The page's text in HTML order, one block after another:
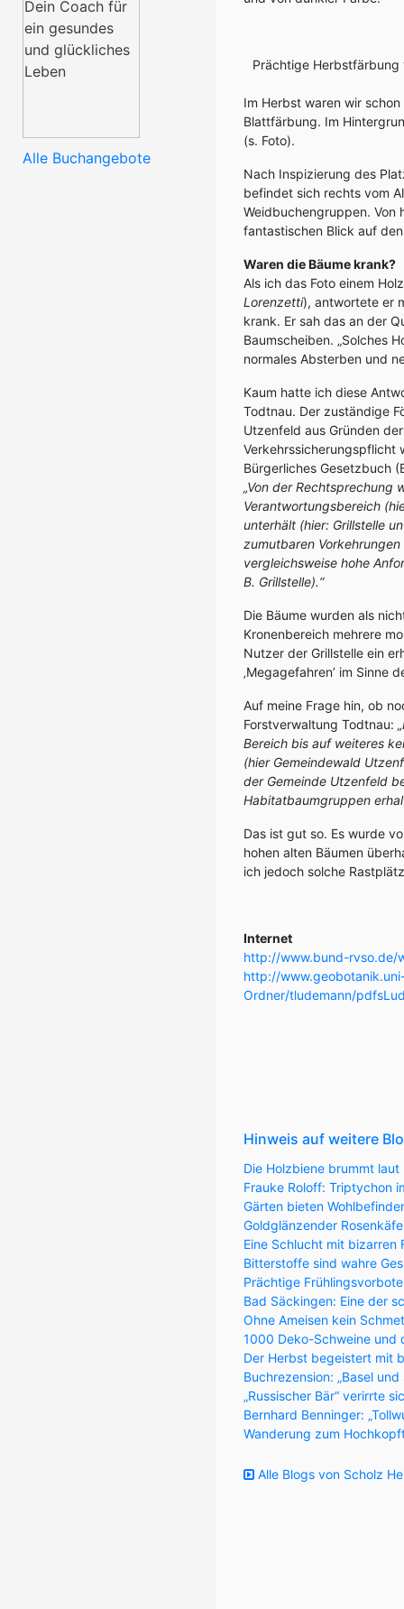
Alle Buchangebote
Prächtige
Im Herbst waren wir
Blattfärbung. Im
(s. Foto).
Nach Inspizierung des
befindet sich rechts vom
Weidbuchengruppen. Von
fantastischen Blick auf
Waren die Bäume krank?
Als ich das Foto einem
Lorenzetti), antwortete er
krank. Er sah das an der
Baumscheiben. „Solches
normales Absterben und
Kaum hatte ich diese
Todtnau. Der zuständige
Utzenfeld aus Gründen
Verkehrssicherungspflicht
Bürgerliches Gesetzbuch
„Von der Rechtsprechung
Verantwortungsbereich
unterhält (hier: Grillstelle
zumutbaren
vergleichsweise hohe
B. Grillstelle).“
Die Bäume wurden als
Kronenbereich mehrere
Nutzer der Grillstelle ein
‚Megagefahren’ im Sinne
Auf meine Frage hin, ob
Forstverwaltung Todtnau:
Bereich bis auf weiteres
(hier Gemeindewald
der Gemeinde Utzenfeld
Habitatbaumgruppen
Das ist gut so. Es wurde
hohen alten Bäumen
ich jedoch solche
Internet
http://www.bund-rvso.de/
http://
Ordner/tludemann/
Hinweis auf weitere
Die Holzbiene brummt
Frauke Roloff: Triptychon
Gärten bieten
Goldglänzender
Eine Schlucht mit bizarren
Bitterstoffe sind wahre
Prächtige
Bad Säckingen: Eine der
Ohne Ameisen kein
1000 Deko-Schweine und
Der Herbst begeistert mit
Buchrezension: „Basel und
„Russischer Bär“ verirrte
Bernhard Benninger:
Wanderung zum
Alle Blogs von Scholz